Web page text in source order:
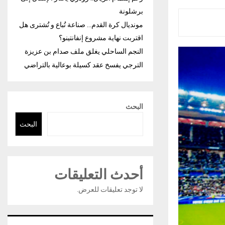
برشلونة
مونديال كرة القدم… صناعة تُباع و تُشترى هل
اقتربت نهاية مشروع إنفانتينو؟
النجم الساحلي يغلق ملف صدام بن عزيزة
الترجي يفسخ عقد كسيلة بوعالية بالتراضي
البحث
البحث
أحدث التعليقات
لا توجد تعليقات للعرض.